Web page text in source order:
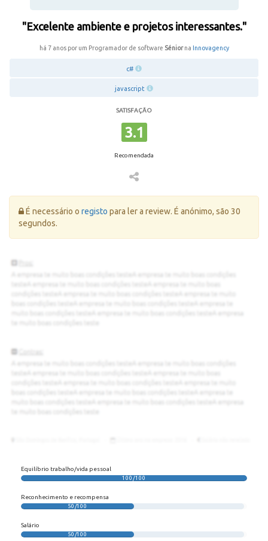
"Excelente ambiente e projetos interessantes."
há 7 anos por um Programador de software Séniorna Innovagency
c#
javascript
SATISFAÇÃO
3.1
Recomendada
Erro:
É necessário o registo para ler a review. É anónimo, são 30
segundos.
Equilíbrio trabalho/vida pessoal
100/100
Reconhecimento e recompensa
50/100
Salário
50/100